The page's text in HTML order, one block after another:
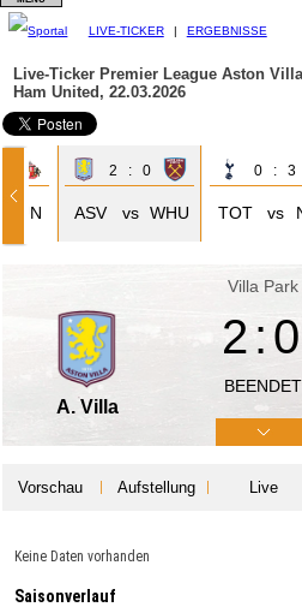
LIVE-TICKER | ERGEBNISSE
Live-Ticker Premier League Aston
Ham United, 22.03.2026
SUN
2 : 0
ASV vs WHU
0 : 3
TOT vs
Villa Park
A. Villa
2:0
BEENDET
Vorschau Aufstellung Live
Keine Daten vorhanden
Saisonverlauf